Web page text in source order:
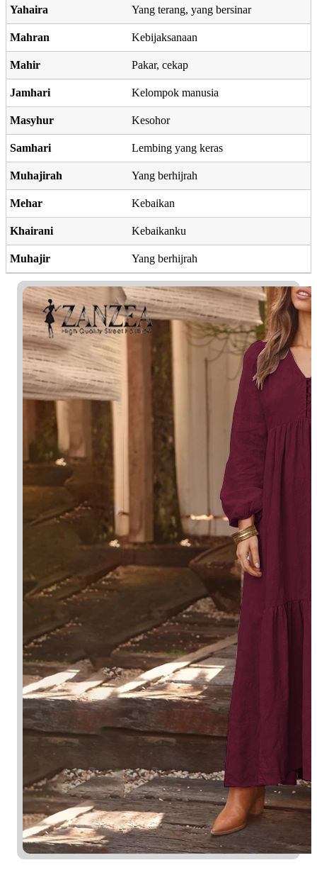
Yahaira Yang terang, yang bersinar
Mahran Kebijaksanaan
Mahir Pakar, cekap
Jamhari Kelompok manusia
Masyhur Kesohor
Samhari Lembing yang keras
Muhajirah Yang berhijrah
Mehar Kebaikan
Khairani Kebaikanku
Muhajir Yang berhijrah